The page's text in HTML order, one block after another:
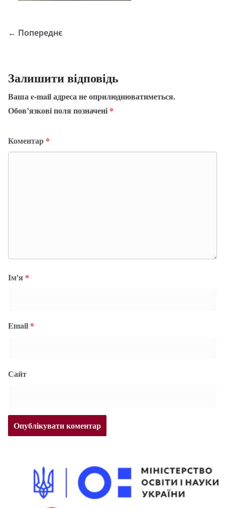
← Попереднє
Залишити відповідь
Ваша e-mail адреса не оприлюднюватиметься.
Обов’язкові поля позначені *
Коментар *
Ім'я *
Email *
Сайт